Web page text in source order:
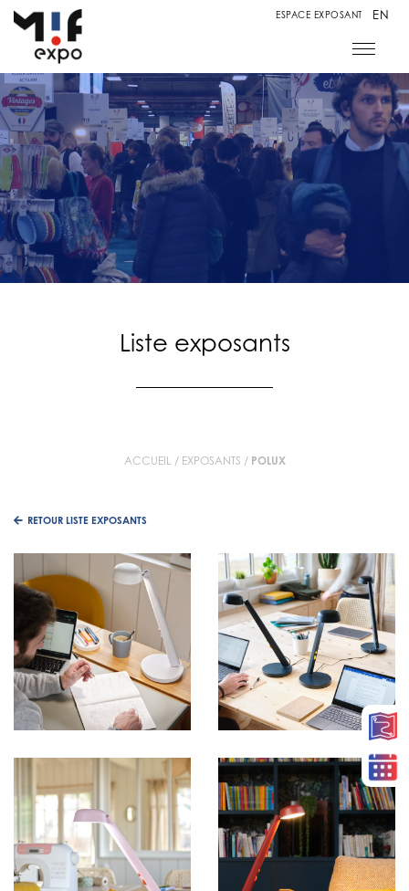
ESPACE EXPOSANT EN
Liste exposants
ACCUEIL / EXPOSANTS / POLUX
RETOUR LISTE EXPOSANTS